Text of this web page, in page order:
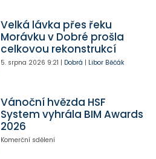
Velká lávka přes řeku
Morávku v Dobré prošla
celkovou rekonstrukcí
5. srpna 2026 9:21 | Dobrá | Libor Běčák
Vánoční hvězda HSF
System vyhrála BIM Awards
2026
Komerční sdělení